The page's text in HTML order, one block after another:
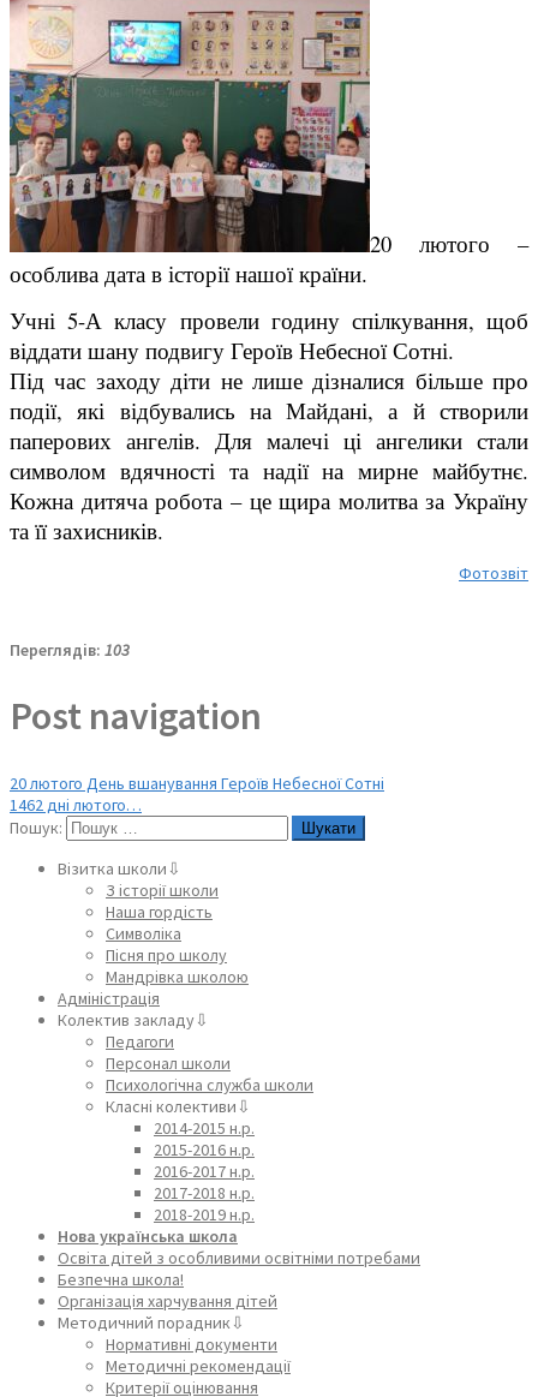
20 лютого –
особлива дата в історії нашої країни.
Учні 5-А класу провели годину спілкування, щоб
віддати шану подвигу Героїв Небесної Сотні.
​Під час заходу діти не лише дізналися більше про
події, які відбувались на Майдані, а й створили
паперових ангелів. Для малечі ці ангелики стали
символом вдячності та надії на мирне майбутнє.
Кожна дитяча робота – це щира молитва за Україну
та її захисників.
Фотозвіт
Переглядів: 103
Post navigation
20 лютого День вшанування Героїв Небесної Сотні
1462 дні лютого…
Пошук:
Візитка школи⇩
З історії школи
Наша гордість
Символіка
Пісня про школу
Мандрівка школою
Адміністрація
Колектив закладу⇩
Педагоги
Персонал школи
Психологічна служба школи
Класні колективи⇩
2014-2015 н.р.
2015-2016 н.р.
2016-2017 н.р.
2017-2018 н.р.
2018-2019 н.р.
Нова українська школа
Освіта дітей з особливими освітніми потребами
Безпечна школа!
Організація харчування дітей
Методичний порадник⇩
Нормативні документи
Методичні рекомендації
Критерії оцінювання